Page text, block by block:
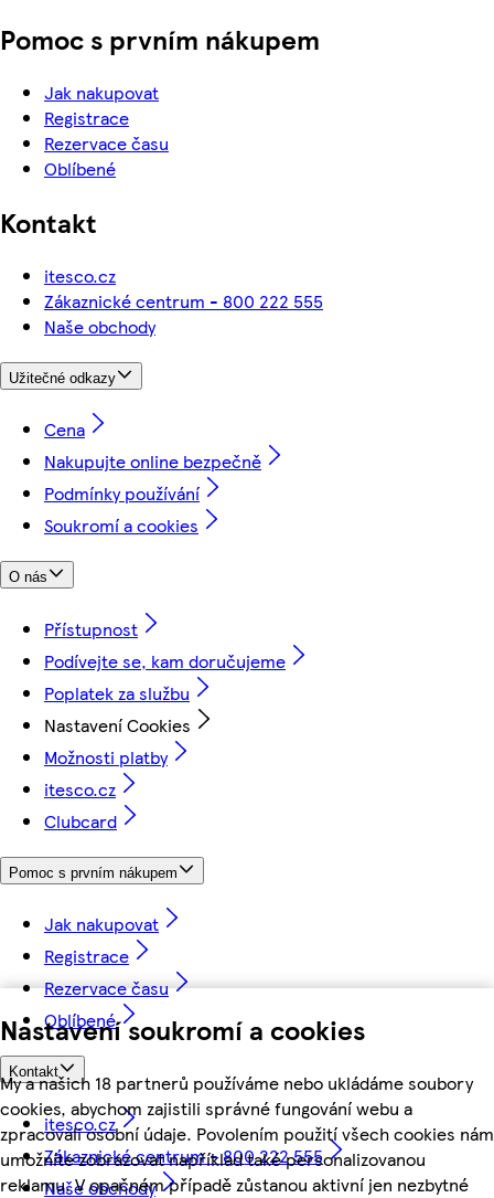
Nastavení soukromí a cookies
My a našich 18 partnerů používáme nebo ukládáme soubory
cookies, abychom zajistili správné fungování webu a
zpracovali osobní údaje. Povolením použití všech cookies nám
umožníte zobrazovat například také personalizovanou
reklamu. V opačném případě zůstanou aktivní jen nezbytné
Pomoc s prvním nákupem
Jak nakupovat
Registrace
Rezervace času
Oblíbené
Kontakt
itesco.cz
Zákaznické centrum - 800 222 555
Naše obchody
Užitečné odkazy
Cena
Nakupujte online bezpečně
Podmínky používání
Soukromí a cookies
O nás
Přístupnost
Podívejte se, kam doručujeme
Poplatek za službu
Nastavení Cookies
Možnosti platby
itesco.cz
Clubcard
Pomoc s prvním nákupem
Jak nakupovat
Registrace
Rezervace času
Oblíbené
Kontakt
itesco.cz
Zákaznické centrum - 800 222 555
Naše obchody